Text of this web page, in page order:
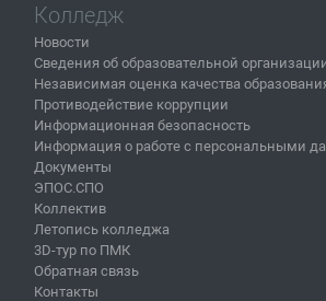
Колледж
Новости
Сведения об образовательной
Независимая оценка качества
Противодействие коррупции
Информационная безопасность
Информация о работе с персональными
Документы
ЭПОС.СПО
Коллектив
Летопись колледжа
3D-тур по ПМК
Обратная связь
Контакты